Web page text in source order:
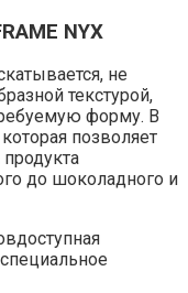
NYX
не
текстурой,
форму. В
позволяет
до шоколадного и